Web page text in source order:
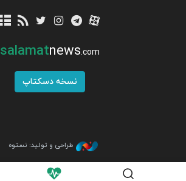
salamatnews.com
نسخه دسکتاپ
طراحی و تولید: نستوه